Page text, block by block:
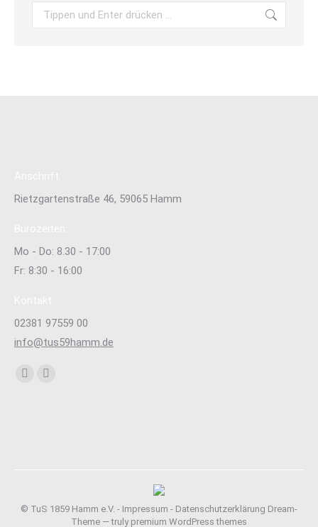
Search:
Rietzgartenstraße 46, 59065 Hamm
Mo - Do: 8.30 - 17:00
Fr: 8:30 - 16:00
02381 97559 00
info@tus59hamm.de
Finden Sie uns auf:
© TuS 1859 Hamm e.V. - Impressum - Datenschutzerklärung Dream-
Theme — truly premium WordPress themes